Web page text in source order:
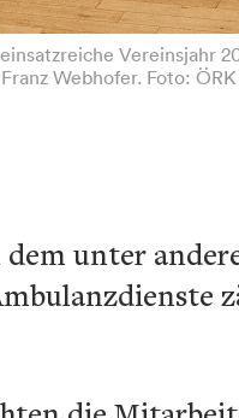
Webhofer. Foto:
unter